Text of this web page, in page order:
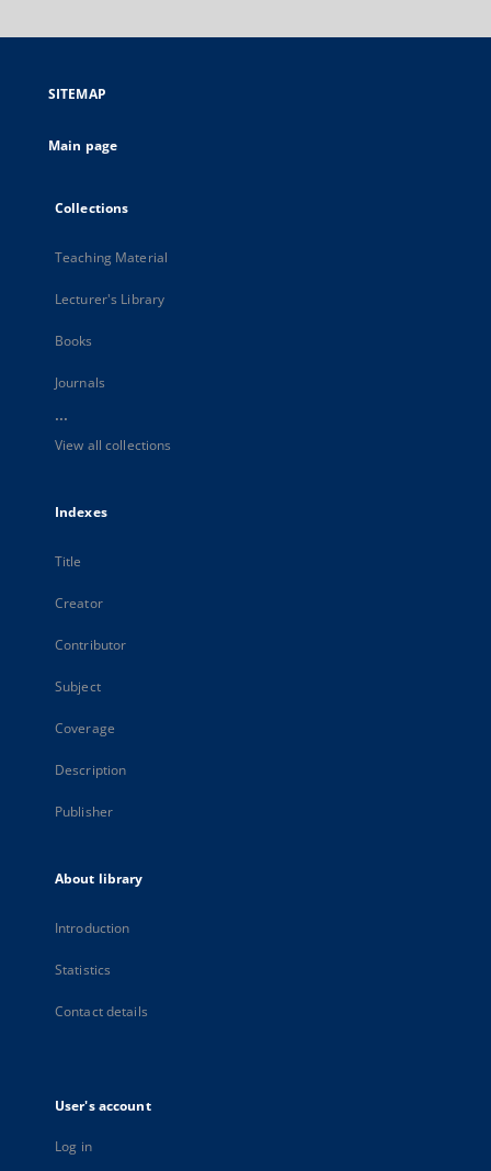
SITEMAP
Main page
Collections
Teaching Material
Lecturer's Library
Books
Journals
...
View all collections
Indexes
Title
Creator
Contributor
Subject
Coverage
Description
Publisher
About library
Introduction
Statistics
Contact details
User's account
Log in